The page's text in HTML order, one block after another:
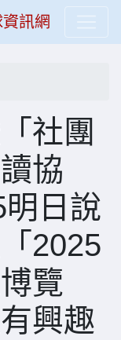
訊網
社團
協
日說
2025
覽
興趣